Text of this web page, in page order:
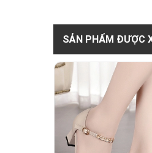
SẢN PHẨM ĐƯỢC